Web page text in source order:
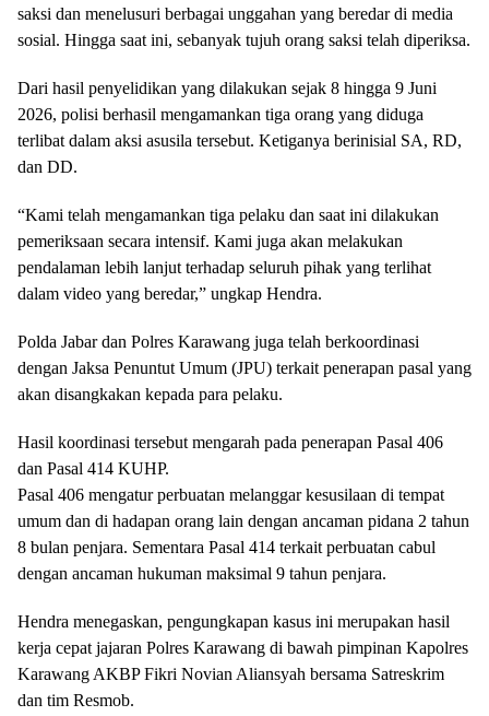
saksi dan menelusuri berbagai unggahan yang beredar di media
sosial. Hingga saat ini, sebanyak tujuh orang saksi telah diperiksa.
Dari hasil penyelidikan yang dilakukan sejak 8 hingga 9 Juni
2026, polisi berhasil mengamankan tiga orang yang diduga
terlibat dalam aksi asusila tersebut. Ketiganya berinisial SA, RD,
dan DD.
“Kami telah mengamankan tiga pelaku dan saat ini dilakukan
pemeriksaan secara intensif. Kami juga akan melakukan
pendalaman lebih lanjut terhadap seluruh pihak yang terlihat
dalam video yang beredar,” ungkap Hendra.
Polda Jabar dan Polres Karawang juga telah berkoordinasi
dengan Jaksa Penuntut Umum (JPU) terkait penerapan pasal yang
akan disangkakan kepada para pelaku.
Hasil koordinasi tersebut mengarah pada penerapan Pasal 406
dan Pasal 414 KUHP.
Pasal 406 mengatur perbuatan melanggar kesusilaan di tempat
umum dan di hadapan orang lain dengan ancaman pidana 2 tahun
8 bulan penjara. Sementara Pasal 414 terkait perbuatan cabul
dengan ancaman hukuman maksimal 9 tahun penjara.
Hendra menegaskan, pengungkapan kasus ini merupakan hasil
kerja cepat jajaran Polres Karawang di bawah pimpinan Kapolres
Karawang AKBP Fikri Novian Aliansyah bersama Satreskrim
dan tim Resmob.